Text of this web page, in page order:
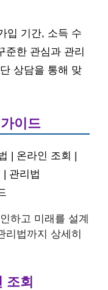
입 기간, 소득 수
준한 관심과 관리
상담을 통해 맞
이드
| 온라인 조회 |
관리법
하고 미래를 설계
리법까지 상세히
조회